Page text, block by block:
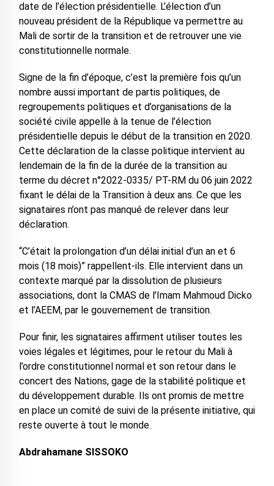
date de l’élection présidentielle. L’élection d’un
nouveau président de la République va permettre au
Mali de sortir de la transition et de retrouver une vie
constitutionnelle normale.
Signe de la fin d’époque, c’est la première fois qu’un
nombre aussi important de partis politiques, de
regroupements politiques et d’organisations de la
société civile appelle à la tenue de l’élection
présidentielle depuis le début de la transition en 2020.
Cette déclaration de la classe politique intervient au
lendemain de la fin de la durée de la transition au
terme du décret n°2022-0335/ PT-RM du 06 juin 2022
fixant le délai de la Transition à deux ans. Ce que les
signataires n’ont pas manqué de relever dans leur
déclaration.
“C’était la prolongation d’un délai initial d’un an et 6
mois (18 mois)” rappellent-ils. Elle intervient dans un
contexte marqué par la dissolution de plusieurs
associations, dont la CMAS de l’Imam Mahmoud Dicko
et l’AEEM, par le gouvernement de transition.
Pour finir, les signataires affirment utiliser toutes les
voies légales et légitimes, pour le retour du Mali à
l’ordre constitutionnel normal et son retour dans le
concert des Nations, gage de la stabilité politique et
du développement durable. Ils ont promis de mettre
en place un comité de suivi de la présente initiative, qui
reste ouverte à tout le monde.
Abdrahamane SISSOKO